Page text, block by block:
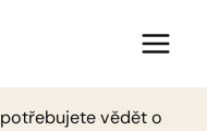
vědět o